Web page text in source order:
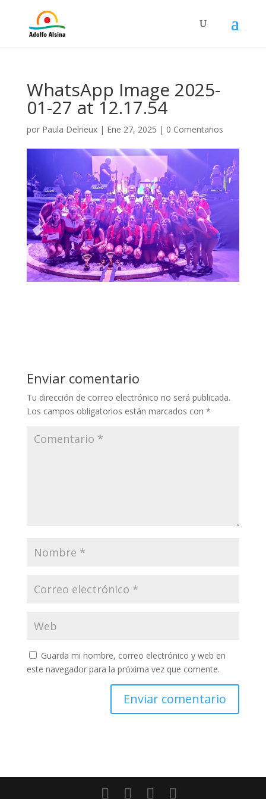
WhatsApp Image 2025-
01-27 at 12.17.54
por Paula Delrieux| Ene 27, 2025 | 0 Comentarios
Enviar comentario
Tu dirección de correo electrónico no será publicada.
Los campos obligatorios están marcados con *
Guarda mi nombre, correo electrónico y web en
este navegador para la próxima vez que comente.